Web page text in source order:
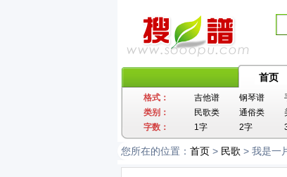
首页
格式： 吉他谱 钢琴谱
类别：
民歌类 通俗类
字数：
1字 2字
您所在的位置： 首页 > 民歌 > 我是一